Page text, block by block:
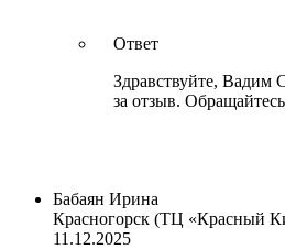
Ответ
Здравствуйте, Вадим
за отзыв.
Бабаян Ирина
Красногорск (ТЦ «Красный
11.12.2025